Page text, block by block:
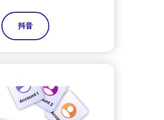
抖音